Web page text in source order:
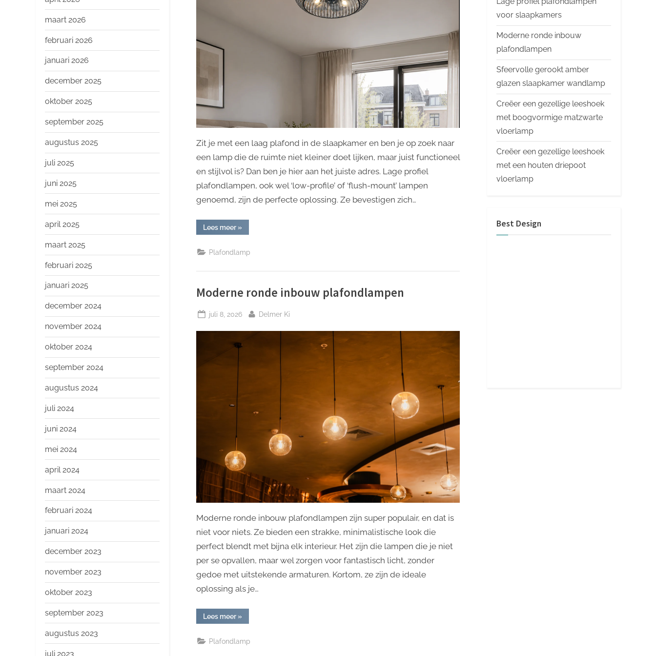
Zit je met een laag plafond in de slaapkamer en ben je op zoek naar
een lamp die de ruimte niet kleiner doet lijken, maar juist functioneel
en stijlvol is? Dan ben je hier aan het juiste adres. Lage profiel
plafondlampen, ook wel ‘low-profile’ of ‘flush-mount’ lampen
genoemd, zijn de perfecte oplossing. Ze bevestigen zich…
Lees meer“Lage
profiel
slaapkamers”
»
Plafondlamp
Moderne ronde inbouw plafondlampen
Geplaatst
juli 8, 2026 Door
Delmer Ki
Moderne ronde inbouw plafondlampen zijn super populair, en dat is
niet voor niets. Ze bieden een strakke, minimalistische look die
perfect blendt met bijna elk interieur. Het zijn die lampen die je niet
per se opvallen, maar wel zorgen voor fantastisch licht, zonder
gedoe met uitstekende armaturen. Kortom, ze zijn de ideale
oplossing als je…
Lees meer“Moderne
ronde
»
Plafondlamp
maart 2026
februari 2026
januari 2026
december 2025
oktober 2025
september 2025
augustus 2025
juli 2025
juni 2025
mei 2025
april 2025
maart 2025
februari 2025
januari 2025
december 2024
november 2024
oktober 2024
september 2024
augustus 2024
juli 2024
juni 2024
mei 2024
april 2024
maart 2024
februari 2024
januari 2024
december 2023
november 2023
oktober 2023
september 2023
augustus 2023
juli 2023
voor slaapkamers
Moderne ronde inbouw
plafondlampen
Sfeervolle gerookt amber
glazen slaapkamer wandlamp
Creëer een gezellige leeshoek
met boogvormige matzwarte
vloerlamp
Creëer een gezellige leeshoek
met een houten driepoot
vloerlamp
Best Design